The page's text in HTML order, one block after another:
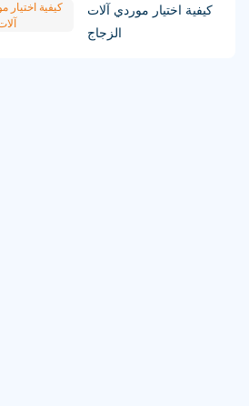
كيفية اختيار موردي آلات
الزجاج